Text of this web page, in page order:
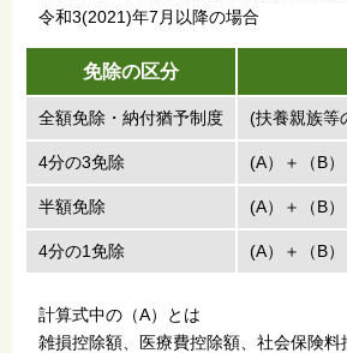
令和3(2021)年7月以降の場合
免除の区分
全額免除・納付猶予制度 (扶養親族等
4分の3免除 (A）＋（B
半額免除 (A）＋（B
4分の1免除 (A）＋（B
計算式中の（A）とは
雑損控除額、医療費控除額、社会保険